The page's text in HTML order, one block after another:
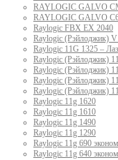
RAYLOGIC GALVO
RAYLOGIC GALVO
Raylogic FBX EX 2040
Raylogic (Рэйлоджик)
Raylogic 11G 1325 –
Raylogic (Рэйлоджик)
Raylogic (Рэйлоджик)
Raylogic (Рэйлоджик)
Raylogic (Рэйлоджик)
Raylogic 11g 1620
Raylogic 11g 1610
Raylogic 11g 1490
Raylogic 11g 1290
Raylogic 11g 690 эконом
Raylogic 11g 640 эконом